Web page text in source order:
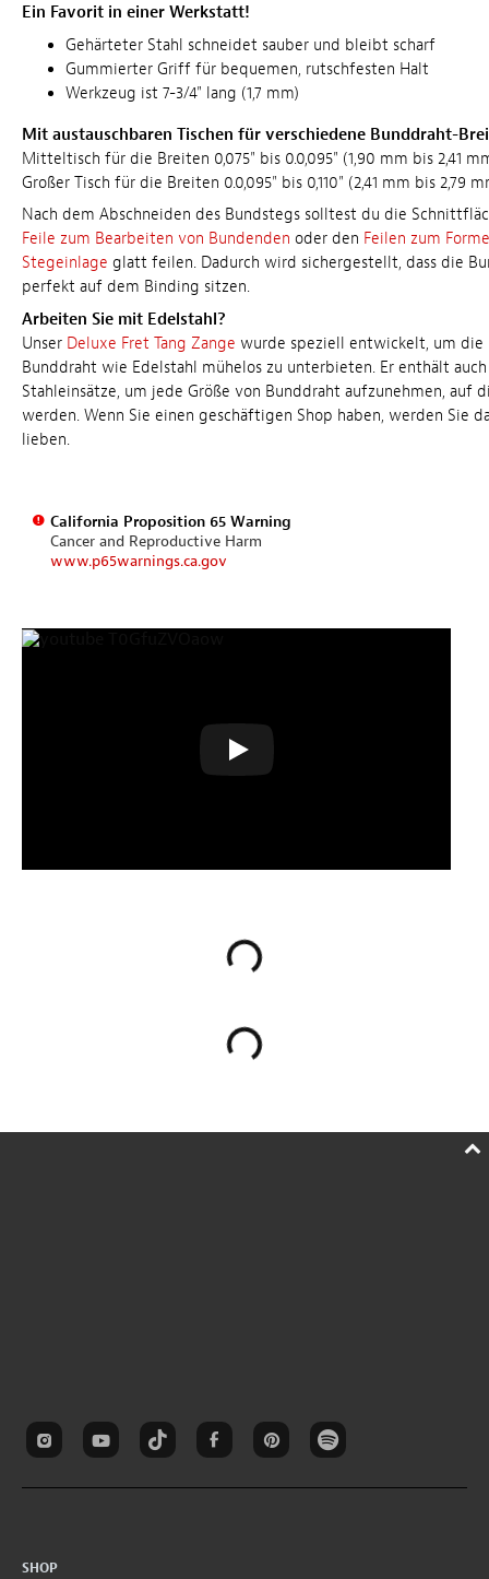
Ein Favorit in einer Werkstatt!
Gehärteter Stahl schneidet sauber und bleibt scharf
Gummierter Griff für bequemen, rutschfesten Halt
Werkzeug ist 7-3/4" lang (1,7 mm)
Mit austauschbaren Tischen für verschiedene Bunddraht-
Mitteltisch für die Breiten 0,075" bis 0.0,095" (1,90 mm bis 2,41
Großer Tisch für die Breiten 0.0,095" bis 0,110" (2,41 mm bis 2,79
Nach dem Abschneiden des Bundstegs solltest du die
Feile zum Bearbeiten von Bundenden oder den Feilen zum
Stegeinlage glatt feilen. Dadurch wird sichergestellt, dass die
perfekt auf dem Binding sitzen.
Arbeiten Sie mit Edelstahl?
Unser Deluxe Fret Tang Zange wurde speziell entwickelt, um die
Bunddraht wie Edelstahl mühelos zu unterbieten. Er enthält auch
Stahleinsätze, um jede Größe von Bunddraht aufzunehmen, auf
werden. Wenn Sie einen geschäftigen Shop haben, werden Sie
lieben.
California Proposition 65 Warning
Cancer and Reproductive Harm
www.p65warnings.ca.gov
SHOP